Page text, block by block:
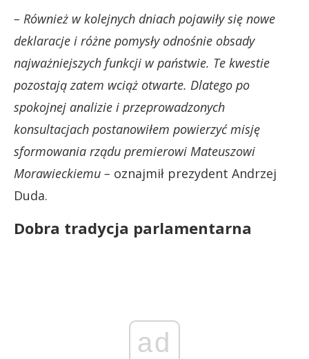
– Również w kolejnych dniach pojawiły się nowe
deklaracje i różne pomysły odnośnie obsady
najważniejszych funkcji w państwie. Te kwestie
pozostają zatem wciąż otwarte. Dlatego po
spokojnej analizie i przeprowadzonych
konsultacjach postanowiłem powierzyć misję
sformowania rządu premierowi Mateuszowi
Morawieckiemu – oznajmił prezydent Andrzej
Duda.
Dobra tradycja parlamentarna
ad